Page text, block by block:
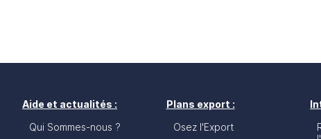
Aide et actualités :
Qui Sommes-nous ?
Plans export :
Osez l'Export